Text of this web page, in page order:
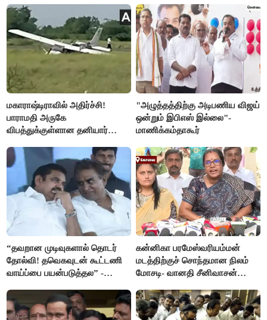
மகாராஷ்டிராவில் அதிர்ச்சி!
பாராமதி அருகே
விபத்துக்குள்ளான தனியார்
"அழுத்தத்திற்கு அடிபணிய விஜய்
ஒன்றும் இபிஎஸ் இல்லை"-
மாணிக்கம்தாகூர்
“தவறான முடிவுகளால் தொடர்
தோல்வி! தவெகவுடன் கூட்டணி
வாய்ப்பை பயன்படுத்தல” -
கன்னிகா பரமேஸ்வரியம்மன்
மடத்திற்குச் சொந்தமான நிலம்
மோசடி- வானதி சீனிவாசன்